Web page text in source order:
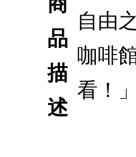
品
描
述
自由
咖啡
看！